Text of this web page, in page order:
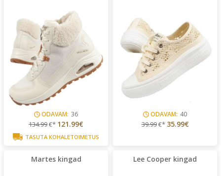
ODAVAM: 36
134.99€* 121.99€
TASUTA KOHALETOIMETUS
ODAVAM: 40
39.99€* 35.99€
Martes kingad Lee Cooper kingad